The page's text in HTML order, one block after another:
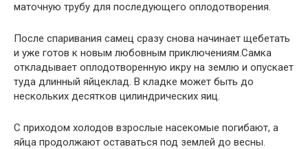
маточную трубу для последующего оплодотворения.
После спаривания самец сразу снова начинает щебетать
и уже готов к новым любовным приключениям.Самка
откладывает оплодотворенную икру на землю и опускает
туда длинный яйцеклад. В кладке может быть до
нескольких десятков цилиндрических яиц.
С приходом холодов взрослые насекомые погибают, а
яйца продолжают оставаться под землей до весны.